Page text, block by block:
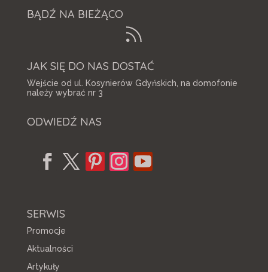
BĄDŹ NA BIEŻĄCO
JAK SIĘ DO NAS DOSTAĆ
Wejście od ul. Kosynierów Gdyńskich, na domofonie
należy wybrać nr 3
ODWIEDŹ NAS
SERWIS
Promocje
Aktualności
Artykuły